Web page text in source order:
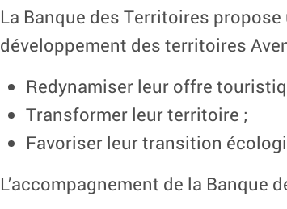
La Banque des Territoires
développement des territoires
Redynamiser leur offre
Transformer leur territoire ;
Favoriser leur transition
L’accompagnement de la Banque